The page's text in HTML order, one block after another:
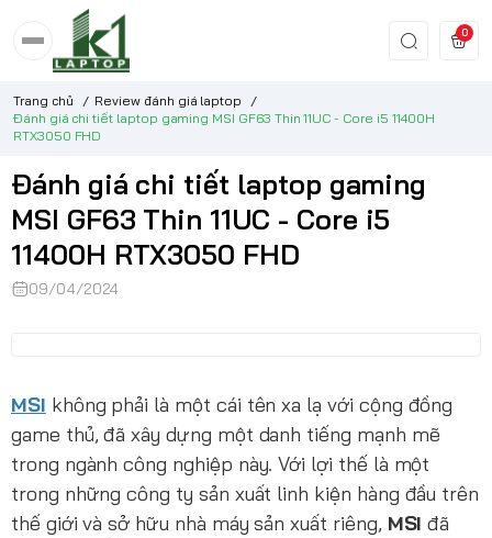
0
Trang chủ / Review đánh giá laptop
/
Đánh giá chi tiết laptop gaming MSI GF63 Thin 11UC - Core i5 11400H
RTX3050 FHD
Đánh giá chi tiết laptop gaming
MSI GF63 Thin 11UC - Core i5
11400H RTX3050 FHD
09/04/2024
MSI không phải là một cái tên xa lạ với cộng đồng
game thủ, đã xây dựng một danh tiếng mạnh mẽ
trong ngành công nghiệp này. Với lợi thế là một
trong những công ty sản xuất linh kiện hàng đầu trên
thế giới và sở hữu nhà máy sản xuất riêng, MSIđã